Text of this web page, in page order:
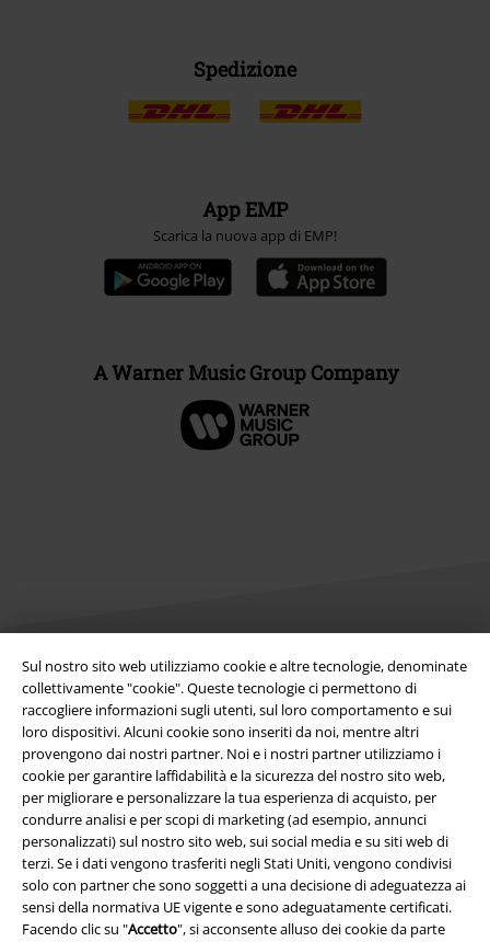
Sul nostro sito web utilizziamo cookie e altre tecnologie, denominate
collettivamente "cookie". Queste tecnologie ci permettono di
raccogliere informazioni sugli utenti, sul loro comportamento e sui
loro dispositivi. Alcuni cookie sono inseriti da noi, mentre altri
provengono dai nostri partner. Noi e i nostri partner utilizziamo i
cookie per garantire laffidabilità e la sicurezza del nostro sito web,
per migliorare e personalizzare la tua esperienza di acquisto, per
condurre analisi e per scopi di marketing (ad esempio, annunci
personalizzati) sul nostro sito web, sui social media e su siti web di
terzi. Se i dati vengono trasferiti negli Stati Uniti, vengono condivisi
solo con partner che sono soggetti a una decisione di adeguatezza ai
sensi della normativa UE vigente e sono adeguatamente certificati.
Facendo clic su "Accetto", si acconsente alluso dei cookie da parte
Spedizione
App EMP
Scarica la nuova app di EMP!
A Warner Music Group Company
Info legali
Termini & Condizioni
Redazione
Legge sulla Privacy
Smaltimento rifiuti e protezione dell’ambiente
Dichiarazione di Conformità